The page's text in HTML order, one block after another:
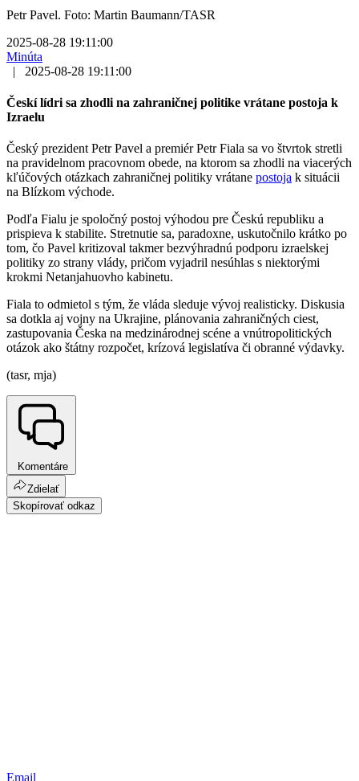
Petr Pavel. Foto: Martin Baumann/TASR
2025-08-28 19:11:00
Minúta
|
2025-08-28 19:11:00
Českí lídri sa zhodli na zahraničnej politike vrátane postoja k
Izraelu
Český prezident Petr Pavel a premiér Petr Fiala sa vo štvrtok stretli
na pravidelnom pracovnom obede, na ktorom sa zhodli na viacerých
kľúčových otázkach zahraničnej politiky vrátane postoja k situácii
na Blízkom východe.
Podľa Fialu je spoločný postoj výhodou pre Českú republiku a
prispieva k stabilite. Stretnutie sa, paradoxne, uskutočnilo krátko po
tom, čo Pavel kritizoval takmer bezvýhradnú podporu izraelskej
politiky zo strany vlády, pričom vyjadril nesúhlas s niektorými
krokmi Netanjahuovho kabinetu.
Fiala to odmietol s tým, že vláda sleduje vývoj realisticky. Diskusia
sa dotkla aj vojny na Ukrajine, plánovania zahraničných ciest,
zastupovania Česka na medzinárodnej scéne a vnútropolitických
otázok ako štátny rozpočet, krízová legislatíva či obranné výdavky.
(tasr, mja)
Komentáre
Zdielať
Skopírovať odkaz
Email